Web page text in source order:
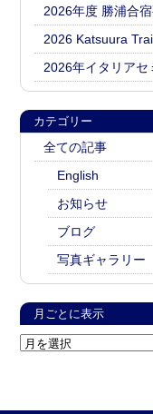
2026年度 勝浦合
2026 Katsuura
2026年イタリア
カテゴリー
全ての記事
English
お知らせ
ブログ
写真ギャラリー
月ごとに表示